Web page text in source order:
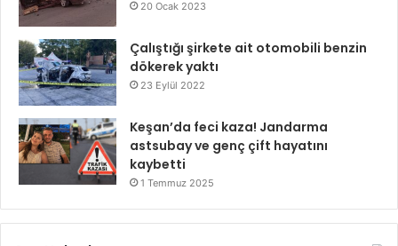
20 Ocak 2023
Çalıştığı şirkete ait otomobili benzin
dökerek yaktı
23 Eylül 2022
Keşan’da feci kaza! Jandarma
astsubay ve genç çift hayatını
kaybetti
1 Temmuz 2025